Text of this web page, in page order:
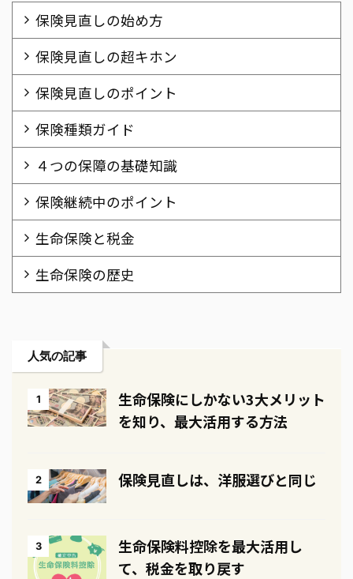
保険見直しの始め方
保険見直しの超キホン
保険見直しのポイント
保険種類ガイド
４つの保障の基礎知識
保険継続中のポイント
生命保険と税金
生命保険の歴史
人気の記事
1
生命保険にしかない3大メリット
を知り、最大活用する方法
2 保険見直しは、洋服選びと同じ
3
生命保険料控除を最大活用し
て、税金を取り戻す